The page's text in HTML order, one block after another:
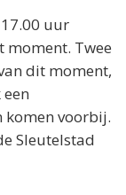
uur
moment. Twee
dit moment,
komen voorbij.
Sleutelstad